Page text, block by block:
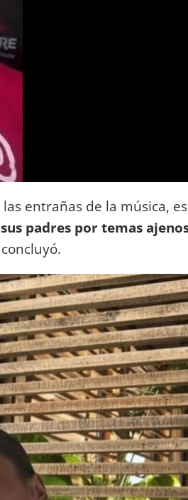
entrañas de la música, es
padres por temas
concluyó.